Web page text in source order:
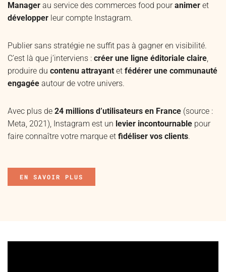
Manager au service des commerces food pouranimer et
développer leur compte Instagram.
Publier sans stratégie ne suffit pas à gagner en visibilité.
C’est là que j’interviens : créer une ligne éditoriale claire,
produire du contenu attrayant et fédérer une communauté
engagée autour de votre univers.
Avec plus de 24 millions d’utilisateurs en France (source :
Meta, 2021), Instagram est un levier incontournable pour
faire connaître votre marque et fidéliser vos clients.
EN SAVOIR PLUS